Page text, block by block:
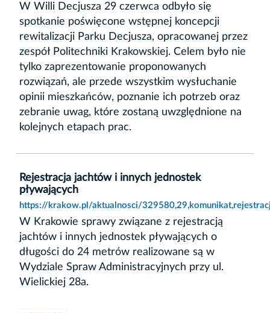
W Willi Decjusza 29 czerwca odbyło się
spotkanie poświęcone wstępnej koncepcji
rewitalizacji Parku Decjusza, opracowanej przez
zespół Politechniki Krakowskiej. Celem było nie
tylko zaprezentowanie proponowanych
rozwiązań, ale przede wszystkim wysłuchanie
opinii mieszkańców, poznanie ich potrzeb oraz
zebranie uwag, które zostaną uwzględnione na
kolejnych etapach prac.
Rejestracja jachtów i innych jednostek
pływających
https://krakow.pl/aktualnosci/
W Krakowie sprawy związane z rejestracją
jachtów i innych jednostek pływających o
długości do 24 metrów realizowane są w
Wydziale Spraw Administracyjnych przy ul.
Wielickiej 28a.